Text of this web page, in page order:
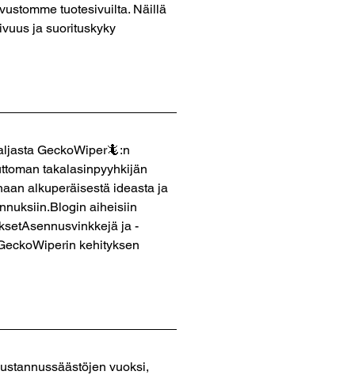
tuotesivuilta. Näillä
ja suorituskyky
GeckoWiper🦎:n
takalasinpyyhkijän
alkuperäisestä ideasta ja
aiheisiin
ja -
kehityksen
vuoksi,